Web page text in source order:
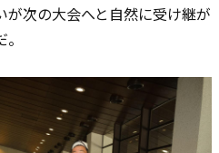
次の大会へと自然に受け継が